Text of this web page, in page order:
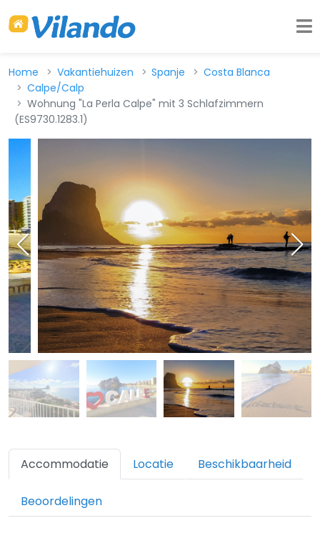
Home Vakantiehuizen Spanje
Costa Blanca
Calpe/Calp
Wohnung "La Perla Calpe" mit 3 Schlafzimmern
(ES9730.1283.1)
Accommodatie Locatie Beschikbaarheid
Beoordelingen